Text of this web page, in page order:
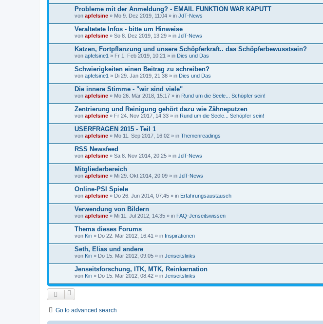
Probleme mit der Anmeldung? - EMAIL FUNKTION WAR KAPUTT
von apfelsine » Mo 9. Dez 2019, 11:04 » in JdT-News
Veraltetete Infos - bitte um Hinweise
von apfelsine » So 8. Dez 2019, 13:29 » in JdT-News
Katzen, Fortpflanzung und unsere Schöpferkraft.. das Schöpferbewusstsein?
von apfelsine1 » Fr 1. Feb 2019, 10:21 » in Dies und Das
Schwierigkeiten einen Beitrag zu schreiben?
von apfelsine1 » Di 29. Jan 2019, 21:38 » in Dies und Das
Die innere Stimme - "wir sind viele"
von apfelsine » Mo 26. Mär 2018, 15:17 » in Rund um die Seele... Schöpfer sein!
Zentrierung und Reinigung gehört dazu wie Zähneputzen
von apfelsine » Fr 24. Nov 2017, 14:33 » in Rund um die Seele... Schöpfer sein!
USERFRAGEN 2015 - Teil 1
von apfelsine » Mo 11. Sep 2017, 16:02 » in Themenreadings
RSS Newsfeed
von apfelsine » Sa 8. Nov 2014, 20:25 » in JdT-News
Mitgliederbereich
von apfelsine » Mi 29. Okt 2014, 20:09 » in JdT-News
Online-PSI Spiele
von apfelsine » Do 26. Jun 2014, 07:45 » in Erfahrungsaustausch
Verwendung von Bildern
von apfelsine » Mi 11. Jul 2012, 14:35 » in FAQ-Jenseitswissen
Thema dieses Forums
von Kiri » Do 22. Mär 2012, 16:41 » in Inspirationen
Seth, Elias und andere
von Kiri » Do 15. Mär 2012, 09:05 » in Jenseitslinks
Jenseitsforschung, ITK, MTK, Reinkarnation
von Kiri » Do 15. Mär 2012, 08:42 » in Jenseitslinks
Go to advanced search